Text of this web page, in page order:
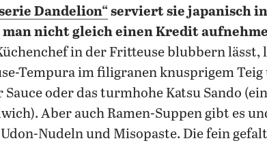
Dandelion“serviert sie japanisch
nicht gleich einen Kredit
in der Fritteuse blubbern lässt,
Tempura im filigranen knusprigem Teig
oder das turmhohe Katsu Sando (ein
Aber auch Ramen-Suppen gibt es
Nudeln und Misopaste. Die fein